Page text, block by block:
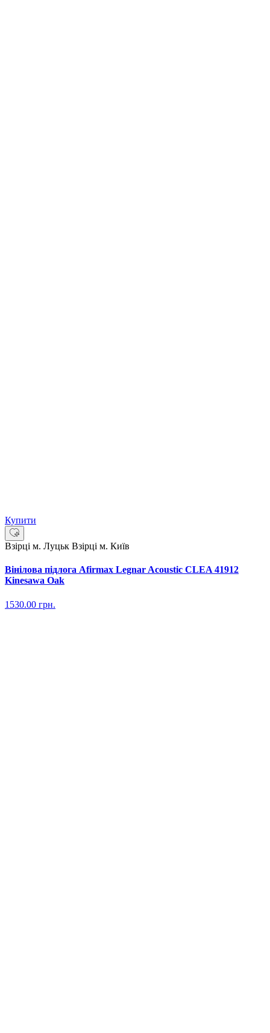
Купити
Взірці м. Луцьк Взірці м. Київ
Вінілова підлога Afirmax Legnar Acoustic CLEA 41912
Kinesawa Oak
1530.00 грн.